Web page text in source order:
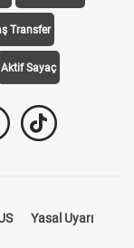
Transfer
Aktif Sayaç
Yasal Uyarı